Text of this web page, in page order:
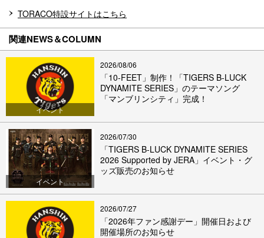
TORACO特設サイトはこちら
関連NEWS＆COLUMN
イベント
2026/08/06
「10-FEET」制作！「TIGERS B-LUCK
DYNAMITE SERIES」のテーマソング
「マンブリンシティ」完成！
イベント
2026/07/30
「TIGERS B-LUCK DYNAMITE SERIES
2026 Supported by JERA」イベント・グ
ッズ販売のお知らせ
2026/07/27
「2026年ファン感謝デー」開催日および
開催場所のお知らせ